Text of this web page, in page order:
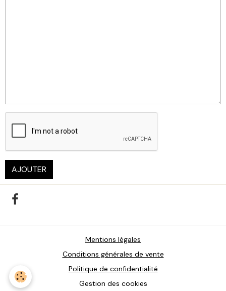
AJOUTER
Mentions légales
Conditions générales de vente
Politique de confidentialité
Gestion des cookies